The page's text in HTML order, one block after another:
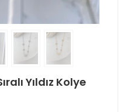
Yıldız Kolye